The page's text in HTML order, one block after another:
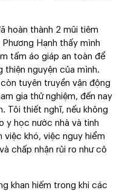
hoàn thành 2 mũi tiêm
Hạnh thấy mình
tấm áo giáp an toàn để
nguyện của mình.
tuyên truyền vận động
gia thử nghiệm, đến nay
Tôi thiết nghĩ, nếu không
y học nước nhà và tinh
việc khó, việc nguy hiểm
chấp nhận rủi ro như cô
khan hiếm trong khi các